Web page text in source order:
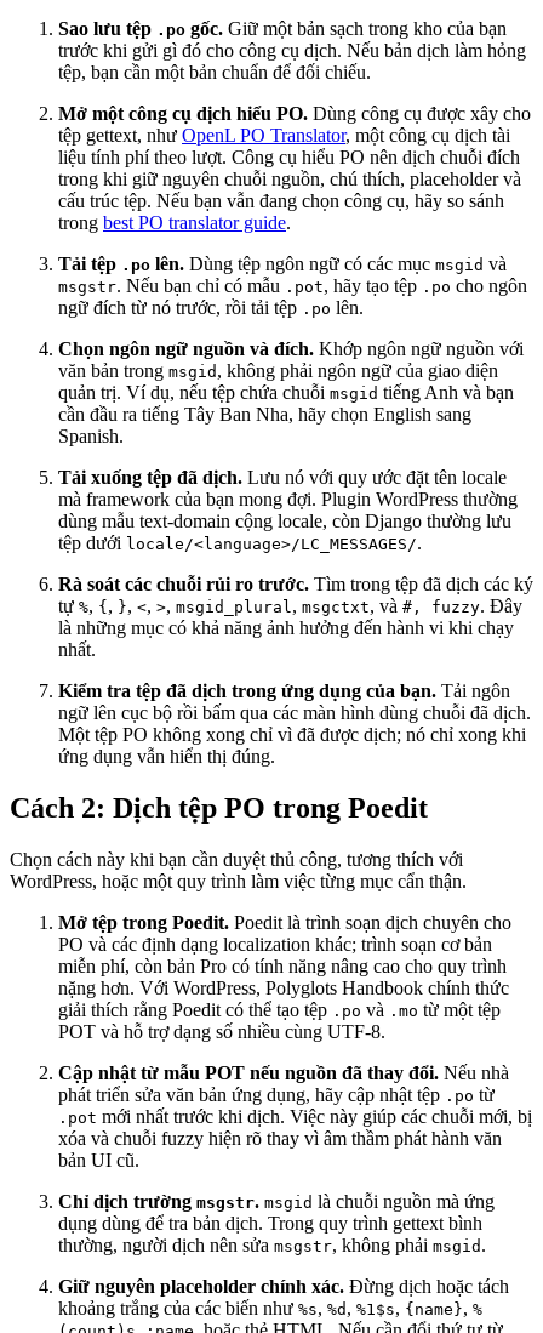
Sao lưu tệp .po gốc. Giữ một bản sạch trong kho của bạn
trước khi gửi gì đó cho công cụ dịch. Nếu bản dịch làm hỏng
tệp, bạn cần một bản chuẩn để đối chiếu.
Mở một công cụ dịch hiểu PO. Dùng công cụ được xây cho
tệp gettext, như OpenL PO Translator, một công cụ dịch tài
liệu tính phí theo lượt. Công cụ hiểu PO nên dịch chuỗi đích
trong khi giữ nguyên chuỗi nguồn, chú thích, placeholder và
cấu trúc tệp. Nếu bạn vẫn đang chọn công cụ, hãy so sánh
trong best PO translator guide.
Tải tệp .po lên. Dùng tệp ngôn ngữ có các mục msgid và
msgstr. Nếu bạn chỉ có mẫu .pot, hãy tạo tệp .po cho ngôn
ngữ đích từ nó trước, rồi tải tệp .po lên.
Chọn ngôn ngữ nguồn và đích. Khớp ngôn ngữ nguồn với
văn bản trong msgid , không phải ngôn ngữ của giao diện
quản trị. Ví dụ, nếu tệp chứa chuỗi msgid tiếng Anh và bạn
cần đầu ra tiếng Tây Ban Nha, hãy chọn English sang
Spanish.
Tải xuống tệp đã dịch. Lưu nó với quy ước đặt tên locale
mà framework của bạn mong đợi. Plugin WordPress thường
dùng mẫu text-domain cộng locale, còn Django thường lưu
tệp dưới locale/<language>/LC_MESSAGES/.
Rà soát các chuỗi rủi ro trước. Tìm trong tệp đã dịch các ký
tự %, { , }, <, >, msgid_plural, msgctxt, và #, fuzzy. Đây
là những mục có khả năng ảnh hưởng đến hành vi khi chạy
nhất.
Kiểm tra tệp đã dịch trong ứng dụng của bạn. Tải ngôn
ngữ lên cục bộ rồi bấm qua các màn hình dùng chuỗi đã dịch.
Một tệp PO không xong chỉ vì đã được dịch; nó chỉ xong khi
ứng dụng vẫn hiển thị đúng.
Cách 2: Dịch tệp PO trong Poedit
Chọn cách này khi bạn cần duyệt thủ công, tương thích với
WordPress, hoặc một quy trình làm việc từng mục cẩn thận.
Mở tệp trong Poedit. Poedit là trình soạn dịch chuyên cho
PO và các định dạng localization khác; trình soạn cơ bản
miễn phí, còn bản Pro có tính năng nâng cao cho quy trình
nặng hơn. Với WordPress, Polyglots Handbook chính thức
giải thích rằng Poedit có thể tạo tệp .po và .mo từ một tệp
POT và hỗ trợ dạng số nhiều cùng UTF-8.
Cập nhật từ mẫu POT nếu nguồn đã thay đổi. Nếu nhà
phát triển sửa văn bản ứng dụng, hãy cập nhật tệp .po từ
.pot mới nhất trước khi dịch. Việc này giúp các chuỗi mới, bị
xóa và chuỗi fuzzy hiện rõ thay vì âm thầm phát hành văn
bản UI cũ.
Chỉ dịch trường msgstr. msgid là chuỗi nguồn mà ứng
dụng dùng để tra bản dịch. Trong quy trình gettext bình
thường, người dịch nên sửa msgstr, không phải msgid .
Giữ nguyên placeholder chính xác. Đừng dịch hoặc tách
khoảng trắng của các biến như %s, %d , %1$s, {name}, %